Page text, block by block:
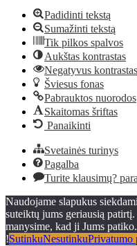
Padidinti tekstą
Sumažinti tekstą
Tik pilkos spalvos
Aukštas kontrastas
Negatyvus kontrastas
Šviesus fonas
Pabrauktos nuorodos
Skaitomas šriftas
Panaikinti
Svetainės turinys
Pagalba
Turite klausimų?
Naudojame slapukus
suteiktų jums geriausią patirtį.
manysime, kad ji Jums
!SutinkuNesutinkuPrivatumo